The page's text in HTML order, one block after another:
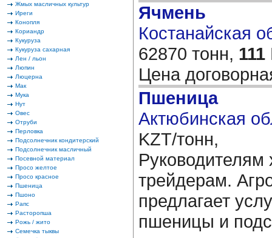
Жмых масличных культур
Иреги
Конопля
Кориандр
Кукуруза
Кукуруза сахарная
Лен / льон
Люпин
Люцерна
Мак
Мука
Нут
Овес
Отруби
Перловка
Подсолнечник кондитерский
Подсолнечник масличный
Посевной материал
Просо желтое
Просо красное
Пшеница
Пшоно
Рапс
Расторопша
Рожь / жито
Семечка тыквы
Ячмень
Костанайская
62870 тонн, 111
Цена
Пшеница
Актюбинская
KZT/тонн,
Руководителям
трейдерам.
предлагает
пшеницы и